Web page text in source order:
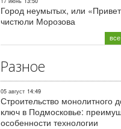
Город неумытых, или
чистюли Морозова
Разное
05 август 14:49
Строительство монолитного
ключ в Подмосковье:
особенности технологии